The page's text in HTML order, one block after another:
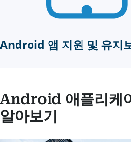
Android 앱 지원 및 유지
Android 애플리케
알아보기